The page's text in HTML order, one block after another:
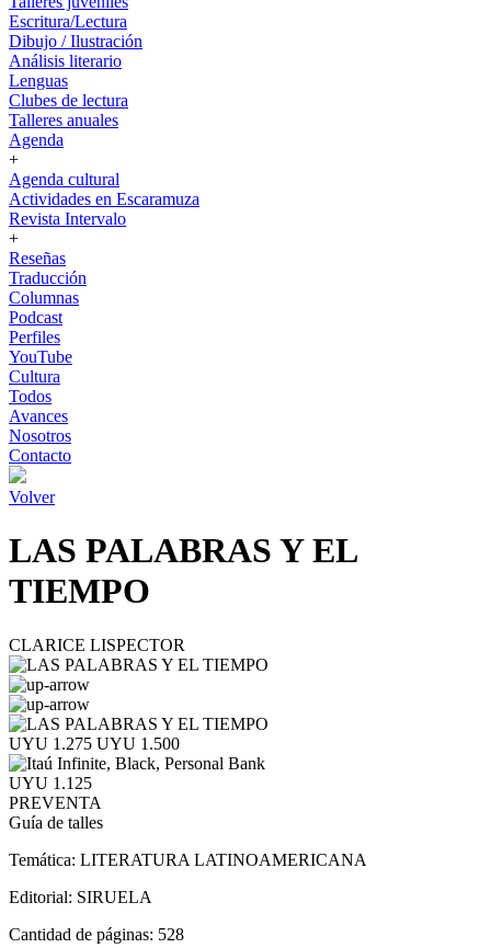
Escritura/Lectura
Dibujo / Ilustración
Análisis literario
Lenguas
Clubes de lectura
Talleres anuales
Agenda
+
Agenda cultural
Actividades en Escaramuza
Revista Intervalo
+
Reseñas
Traducción
Columnas
Podcast
Perfiles
YouTube
Cultura
Todos
Avances
Nosotros
Contacto
Volver
LAS PALABRAS Y EL
TIEMPO
CLARICE LISPECTOR
UYU 1.275 UYU 1.500
UYU 1.125
PREVENTA
Guía de talles
Temática: LITERATURA LATINOAMERICANA
Editorial: SIRUELA
Cantidad de páginas: 528